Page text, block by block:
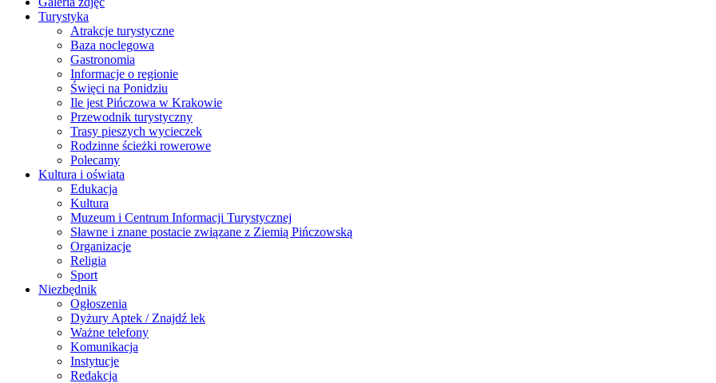
Turystyka
Atrakcje turystyczne
Baza noclegowa
Gastronomia
Informacje o regionie
Święci na Ponidziu
Ile jest Pińczowa w Krakowie
Przewodnik turystyczny
Trasy pieszych wycieczek
Rodzinne ścieżki rowerowe
Polecamy
Kultura i oświata
Edukacja
Kultura
Muzeum i Centrum Informacji Turystycznej
Sławne i znane postacie związane z Ziemią Pińczowską
Organizacje
Religia
Sport
Niezbędnik
Ogłoszenia
Dyżury Aptek / Znajdź lek
Ważne telefony
Komunikacja
Instytucje
Redakcja